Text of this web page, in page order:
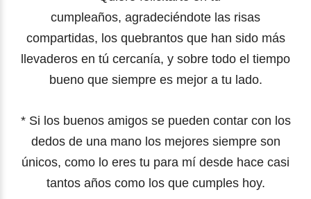
cumpleaños, agradeciéndote las risas
compartidas, los quebrantos que han sido más
llevaderos en tú cercanía, y sobre todo el tiempo
bueno que siempre es mejor a tu lado.
* Si los buenos amigos se pueden contar con los
dedos de una mano los mejores siempre son
únicos, como lo eres tu para mí desde hace casi
tantos años como los que cumples hoy.